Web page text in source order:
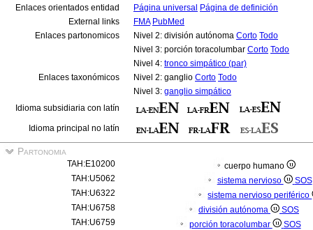
Enlaces orientados entidad
Página universal Página de definición
External links
FMA PubMed
Enlaces partonomicos
Nivel 2: división autónoma Corto Todo
Nivel 3: porción toracolumbar Corto Todo
Nivel 4: tronco simpático (par)
Enlaces taxonómicos
Nivel 2: ganglio Corto Todo
Nivel 3: ganglio simpático
Idioma subsidiaria con latín
Idioma principal no latín
Partonomia
TAH:E10200
cuerpo humano
TAH:U5062
sistema nervioso
SOS
TAH:U6322
sistema nervioso periférico
TAH:U6758
división autónoma
SOS
TAH:U6759
porción toracolumbar
SOS